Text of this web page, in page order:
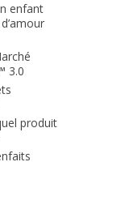
enfant
3.0
produit